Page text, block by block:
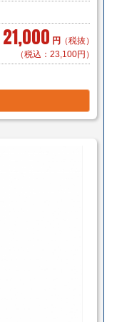
21,000 円 （税抜）
（税込：23,100円）